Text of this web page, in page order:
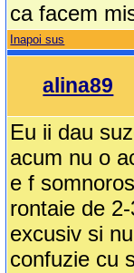
ca facem
Inapoi sus
alina89
Eu ii dau
acum nu o
e f
rontaie de
excusiv si
confuzie cu